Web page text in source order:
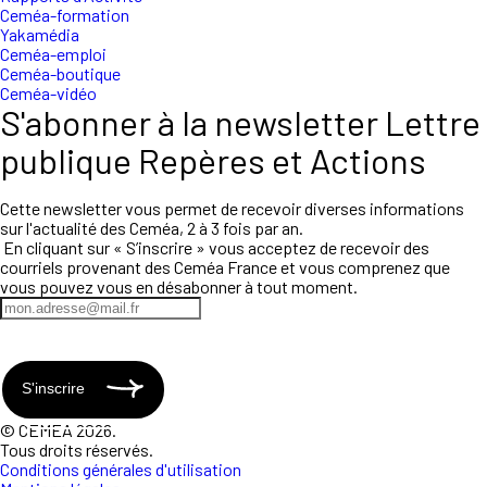
Ceméa-formation
Yakamédia
Ceméa-emploi
Ceméa-boutique
Ceméa-vidéo
S'abonner à la newsletter Lettre
publique Repères et Actions
Cette newsletter vous permet de recevoir diverses informations
sur l'actualité des Ceméa, 2 à 3 fois par an.
En cliquant sur « S’inscrire » vous acceptez de recevoir des
courriels provenant des Ceméa France et vous comprenez que
vous pouvez vous en désabonner à tout moment.
S'inscrire
© CEMEA 2026.
Tous droits réservés.
Conditions générales d'utilisation